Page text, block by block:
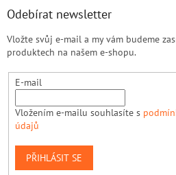
Odebírat newsletter
Vložte svůj e-mail a my vám budeme
produktech na našem e-shopu.
E-mail
Vložením e-mailu souhlasíte s
údajů
PŘIHLÁSIT SE